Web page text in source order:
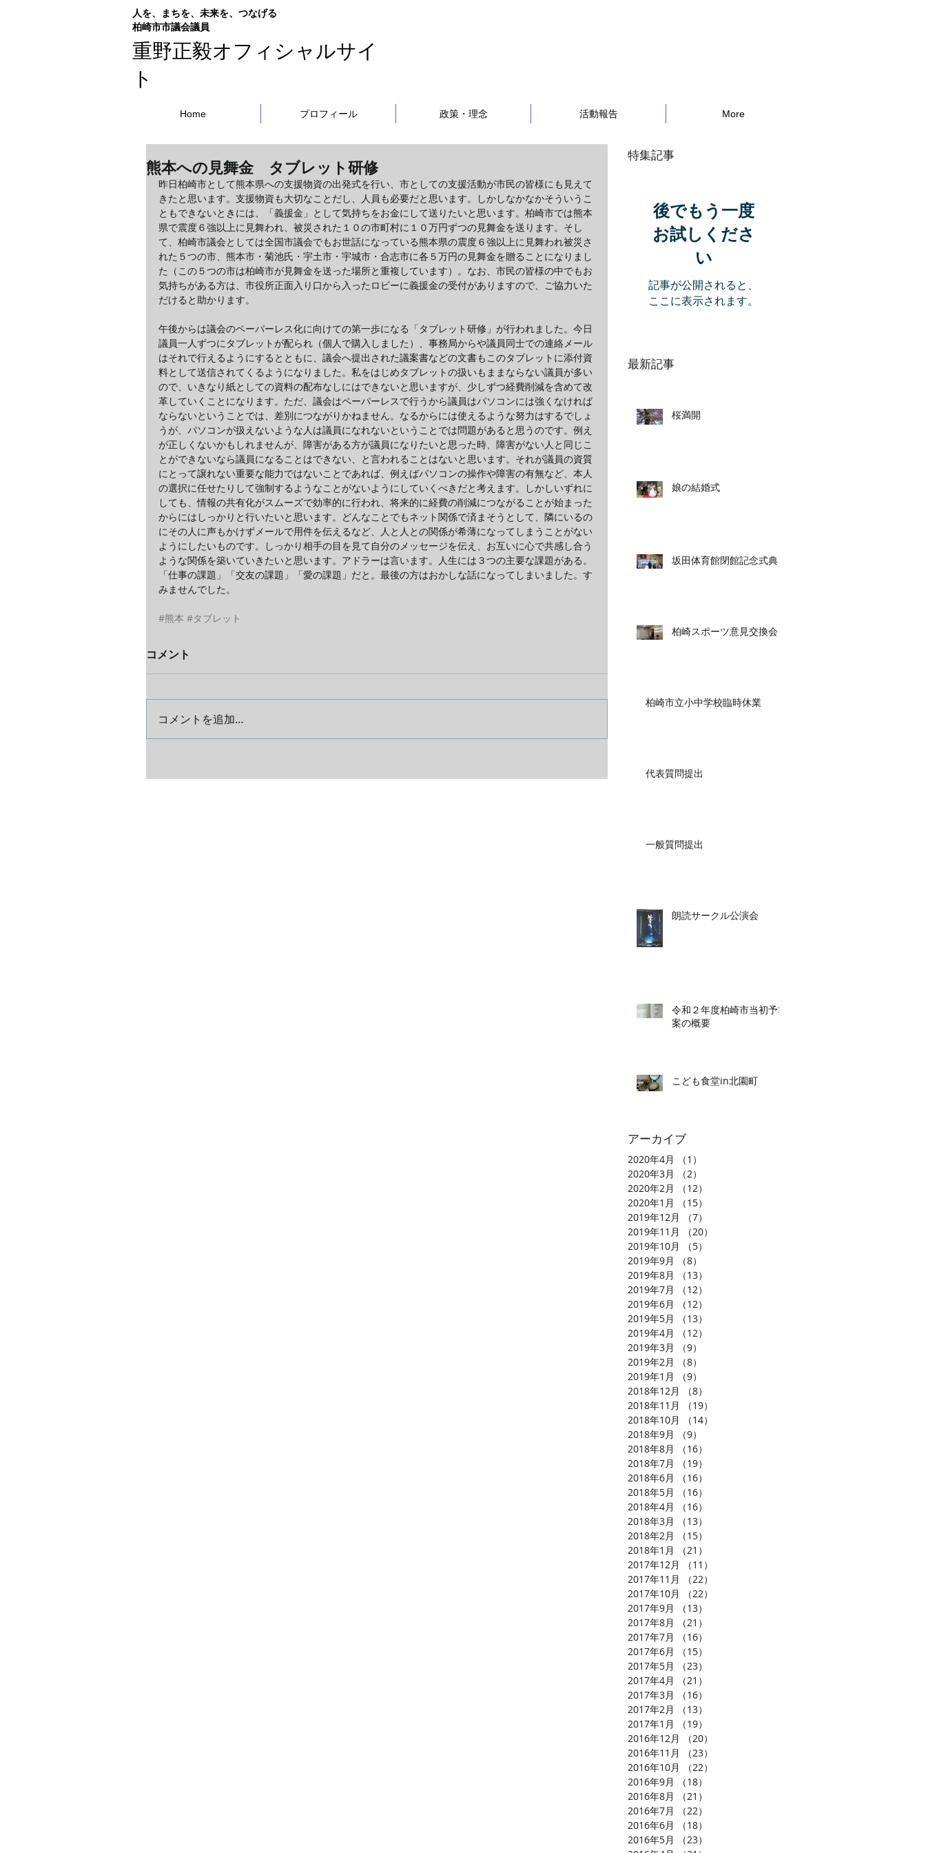
人を、まちを、未来を、つなげる
​柏崎市市議会議員
重野正毅オフィシャルサイ
ト
Home プロフィール 政策・理念 活動報告 More
熊本への見舞金 タブレット研修
昨日柏崎市として熊本県への支援物資の出発式を行い、市としての支援活動が市民の皆様にも見えて
きたと思います。支援物資も大切なことだし、人員も必要だと思います。しかしなかなかそういうこ
ともできないときには、「義援金」として気持ちをお金にして送りたいと思います。柏崎市では熊本
県で震度６強以上に見舞われ、被災された１０の市町村に１０万円ずつの見舞金を送ります。そし
て、柏崎市議会としては全国市議会でもお世話になっている熊本県の震度６強以上に見舞われ被災さ
れた５つの市、熊本市・菊池氏・宇土市・宇城市・合志市に各５万円の見舞金を贈ることになりまし
た（この５つの市は柏崎市が見舞金を送った場所と重複しています）。なお、市民の皆様の中でもお
気持ちがある方は、市役所正面入り口から入ったロビーに義援金の受付がありますので、ご協力いた
だけると助かります。
午後からは議会のペーパーレス化に向けての第一歩になる「タブレット研修」が行われました。今日
議員一人ずつにタブレットが配られ（個人で購入しました）、事務局からや議員同士での連絡メール
はそれで行えるようにするとともに、議会へ提出された議案書などの文書もこのタブレットに添付資
料として送信されてくるようになりました。私をはじめタブレットの扱いもままならない議員が多い
ので、いきなり紙としての資料の配布なしにはできないと思いますが、少しずつ経費削減を含めて改
革していくことになります。ただ、議会はペーパーレスで行うから議員はパソコンには強くなければ
ならないということでは、差別につながりかねません。なるからには使えるような努力はするでしょ
うが、パソコンが扱えないような人は議員になれないということでは問題があると思うのです。例え
が正しくないかもしれませんが、障害がある方が議員になりたいと思った時、障害がない人と同じこ
とができないなら議員になることはできない、と言われることはないと思います。それが議員の資質
にとって譲れない重要な能力ではないことであれば、例えばパソコンの操作や障害の有無など、本人
の選択に任せたりして強制するようなことがないようにしていくべきだと考えます。しかしいずれに
しても、情報の共有化がスムーズで効率的に行われ、将来的に経費の削減につながることが始まった
からにはしっかりと行いたいと思います。どんなことでもネット関係で済まそうとして、隣にいるの
にその人に声もかけずメールで用件を伝えるなど、人と人との関係が希薄になってしまうことがない
ようにしたいものです。しっかり相手の目を見て自分のメッセージを伝え、お互いに心で共感し合う
ような関係を築いていきたいと思います。アドラーは言います。人生には３つの主要な課題がある。
「仕事の課題」「交友の課題」「愛の課題」だと。最後の方はおかしな話になってしまいました。す
みませんでした。
#熊本 #タブレット
コメント
コメントを追加…
特集記事
後でもう一度
お試しくださ
い
記事が公開されると、
ここに表示されます。
最新記事
桜満開
娘の結婚式
坂田体育館閉館記念式典
柏崎スポーツ意見交換会
柏崎市立小中学校臨時休業
代表質問提出
一般質問提出
朗読サークル公演会
令和２年度柏崎市当初予算
案の概要
こども食堂in北園町
アーカイブ
2020年4月 （1）
2020年3月
（2）
2020年2月
（12）
2020年1月
（15）
2019年12月
（7）
2019年11月
（20）
2019年10月
（5）
2019年9月
（8）
2019年8月
（13）
2019年7月
（12）
2019年6月
（12）
2019年5月
（13）
2019年4月
（12）
2019年3月
（9）
2019年2月
（8）
2019年1月
（9）
2018年12月
（8）
2018年11月
（19）
2018年10月
（14）
2018年9月
（9）
2018年8月
（16）
2018年7月
（19）
2018年6月
（16）
2018年5月
（16）
2018年4月
（16）
2018年3月
（13）
2018年2月
（15）
2018年1月
（21）
2017年12月
（11）
2017年11月
（22）
2017年10月
（22）
2017年9月
（13）
2017年8月
（21）
2017年7月
（16）
2017年6月
（15）
2017年5月
（23）
2017年4月
（21）
2017年3月
（16）
2017年2月
（13）
2017年1月
（19）
2016年12月
（20）
2016年11月
（23）
2016年10月
（22）
2016年9月
（18）
2016年8月
（21）
2016年7月
（22）
2016年6月
（18）
2016年5月
（23）